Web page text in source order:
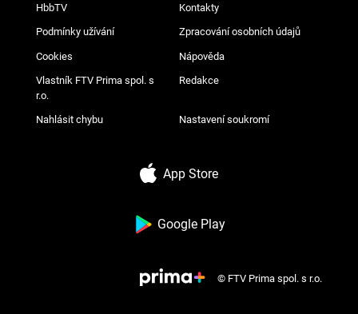
HbbTV Kontakty
Podmínky užívání Zpracování osobních údajů
Cookies Nápověda
Vlastník FTV Prima spol. s
r.o.
Redakce
Nahlásit chybu Nastavení soukromí
App Store
Google Play
© FTV Prima spol. s r.o.